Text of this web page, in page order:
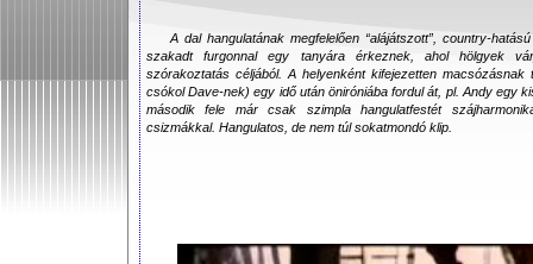
A dal hangulatának megfelelően “alájátszott”, country-
szakadt furgonnal egy tanyára érkeznek, ahol hölgyek
szórakoztatás céljából. A helyenként kifejezetten
csókol Dave-nek) egy idő után öniróniába fordul át, pl. Andy egy
második fele már csak szimpla hangulatfestét
csizmákkal. Hangulatos, de nem túl sokatmondó klip.